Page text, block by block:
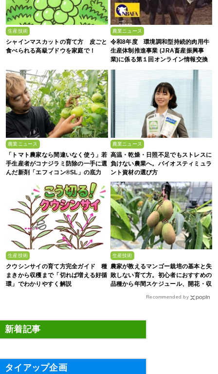
生産技術
シャインマスカットの育て方 皮ごと
食べられる高級ブドウを家庭で！
農業ニュース
令和8年度 環境調和型持続的肉用牛
生産体制推進事業 (JRA畜産振興事
業)に係る第１回オンライン情報交換
会
農業ニュース
「トマト農家なら間違いなく使う」若
手生産者がコナジラミ防除の一手に選
んだ新剤「エフィコン®SL」の底力
農業ニュース
高温・乾燥・日照不足でもストレスに
負けない農業へ。バイオスティミュラ
ント資材の選び方
生産技術
クウシンサイの育て方完全ガイド 種
まきから収穫まで「切れば増える好循
環」でわかりやすく解説
生産技術
農家が教えるマンゴー栽培の基本と失
敗しない育て方。初心者におすすめの
品種から年間スケジュール、開花・収
Recommended by
新着記事
タイアップ企画